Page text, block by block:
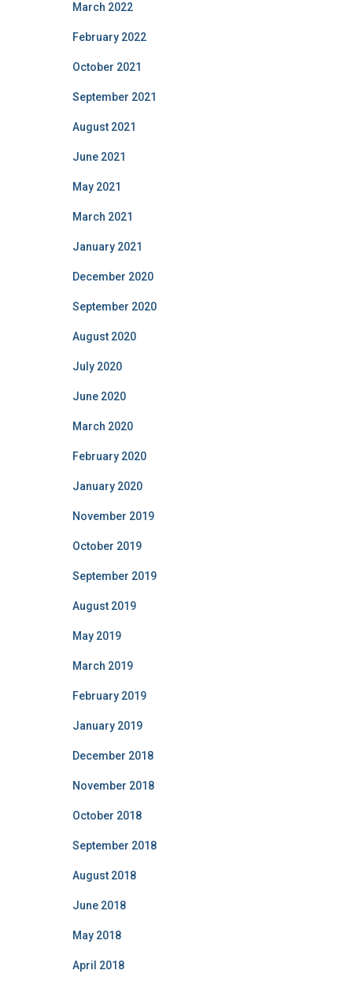
March 2022
February 2022
October 2021
September 2021
August 2021
June 2021
May 2021
March 2021
January 2021
December 2020
September 2020
August 2020
July 2020
June 2020
March 2020
February 2020
January 2020
November 2019
October 2019
September 2019
August 2019
May 2019
March 2019
February 2019
January 2019
December 2018
November 2018
October 2018
September 2018
August 2018
June 2018
May 2018
April 2018